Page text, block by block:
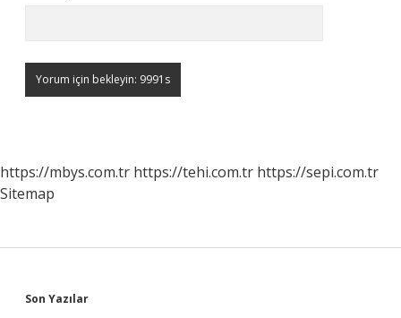
https://mbys.com.tr https://tehi.com.tr https://sepi.com.tr
Sitemap
Son Yazılar